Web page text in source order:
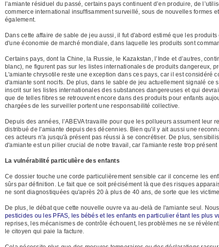
l’amiante résiduel du passé, certains pays continuent d’en produire, de
commerce international insuffisamment surveillé, sous de nouvelles formes
également.
Dans cette affaire de sable de jeu aussi, il fut d'abord estimé que les
d'une économie de marché mondiale, dans laquelle les produits sont
Certains pays, dont la Chine, la Russie, le Kazakstan, l’Inde et d’autres,
blanc), ne figurent pas sur les listes internationales de produits dangereux,
L'amiante chrysotile reste une exception dans ces pays, car il est considéré
d'amiante sont nocifs. De plus, dans le sable de jeu actuellement signalé
inscrit sur les listes internationales des substances dangereuses et qui
que de telles fibres se retrouvent encore dans des produits pour enfants
chargées de les surveiller portent une responsabilité collective.
Depuis des années, l’ABEVA travaille pour que les pollueurs assument
distribué de l'amiante depuis des décennies. Bien qu'il y ait aussi une
ces acteurs n'a jusqu'à présent pas réussi à se concrétiser. De plus,
d'amiante est un pilier crucial de notre travail, car l'amiante reste trop
La vulnérabilité particulière des enfants
Ce dossier touche une corde particulièrement sensible car il concerne les
sûrs par définition. Le fait que ce soit précisément là que des risques
ne sont diagnostiquées qu'après 20 à plus de 40 ans, de sorte que les
De plus, le débat que cette nouvelle ouvre va au-delà de l'amiante seul.
pesticides ou les PFAS, les bébés et les enfants en particulier étant les plus
reprises, les mécanismes de contrôle échouent, les problèmes ne se
le citoyen qui paie la facture.